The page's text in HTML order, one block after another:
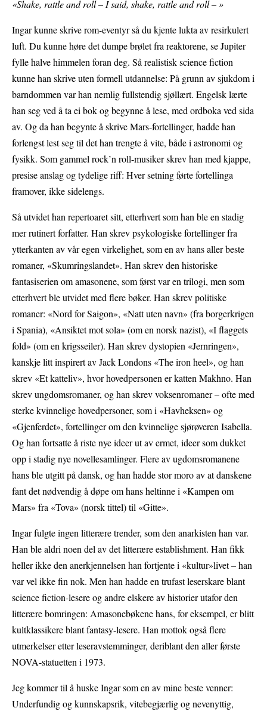
«Shake, rattle and roll – I said, shake, rattle and roll – »
Ingar kunne skrive rom-eventyr så du kjente lukta av resirkulert
luft. Du kunne høre det dumpe brølet fra reaktorene, se Jupiter
fylle halve himmelen foran deg. Så realistisk science fiction
kunne han skrive uten formell utdannelse: På grunn av sjukdom i
barndommen var han nemlig fullstendig sjøllært. Engelsk lærte
han seg ved å ta ei bok og begynne å lese, med ordboka ved sida
av. Og da han begynte å skrive Mars-fortellinger, hadde han
forlengst lest seg til det han trengte å vite, både i astronomi og
fysikk. Som gammel rock’n roll-musiker skrev han med kjappe,
presise anslag og tydelige riff: Hver setning førte fortellinga
framover, ikke sidelengs.
Så utvidet han repertoaret sitt, etterhvert som han ble en stadig
mer rutinert forfatter. Han skrev psykologiske fortellinger fra
ytterkanten av vår egen virkelighet, som en av hans aller beste
romaner, «Skumringslandet». Han skrev den historiske
fantasiserien om amasonene, som først var en trilogi, men som
etterhvert ble utvidet med flere bøker. Han skrev politiske
romaner: «Nord for Saigon», «Natt uten navn» (fra borgerkrigen
i Spania), «Ansiktet mot sola» (om en norsk nazist), «I flaggets
fold» (om en krigsseiler). Han skrev dystopien «Jernringen»,
kanskje litt inspirert av Jack Londons «The iron heel», og han
skrev «Et katteliv», hvor hovedpersonen er katten Makhno. Han
skrev ungdomsromaner, og han skrev voksenromaner – ofte med
sterke kvinnelige hovedpersoner, som i «Havheksen» og
«Gjenferdet», fortellinger om den kvinnelige sjørøveren Isabella.
Og han fortsatte å riste nye ideer ut av ermet, ideer som dukket
opp i stadig nye novellesamlinger. Flere av ugdomsromanene
hans ble utgitt på dansk, og han hadde stor moro av at danskene
fant det nødvendig å døpe om hans heltinne i «Kampen om
Mars» fra «Tova» (norsk tittel) til «Gitte».
Ingar fulgte ingen litterære trender, som den anarkisten han var.
Han ble aldri noen del av det litterære establishment. Han fikk
heller ikke den anerkjennelsen han fortjente i «kultur»livet – han
var vel ikke fin nok. Men han hadde en trufast leserskare blant
science fiction-lesere og andre elskere av historier utafor den
litterære bomringen: Amasonebøkene hans, for eksempel, er blitt
kultklassikere blant fantasy-lesere. Han mottok også flere
utmerkelser etter leseravstemminger, deriblant den aller første
NOVA-statuetten i 1973.
Jeg kommer til å huske Ingar som en av mine beste venner:
Underfundig og kunnskapsrik, vitebegjærlig og nevenyttig,